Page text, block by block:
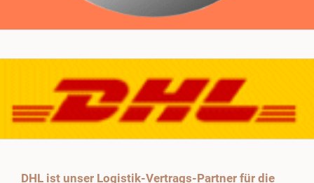
DHL ist unser Logistik-Vertrags-Partner für die